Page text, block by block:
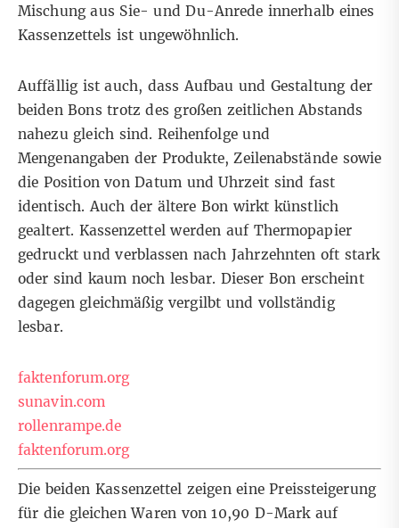
Mischung aus Sie- und Du-Anrede innerhalb eines
Kassenzettels ist ungewöhnlich.
Auffällig ist auch, dass Aufbau und Gestaltung der
beiden Bons trotz des großen zeitlichen Abstands
nahezu gleich sind. Reihenfolge und
Mengenangaben der Produkte, Zeilenabstände sowie
die Position von Datum und Uhrzeit sind fast
identisch. Auch der ältere Bon wirkt künstlich
gealtert. Kassenzettel werden auf Thermopapier
gedruckt und verblassen nach Jahrzehnten oft stark
oder sind kaum noch lesbar. Dieser Bon erscheint
dagegen gleichmäßig vergilbt und vollständig
lesbar.
faktenforum.org
sunavin.com
rollenrampe.de
faktenforum.org
Die beiden Kassenzettel zeigen eine Preissteigerung
für die gleichen Waren von 10,90 D-Mark auf